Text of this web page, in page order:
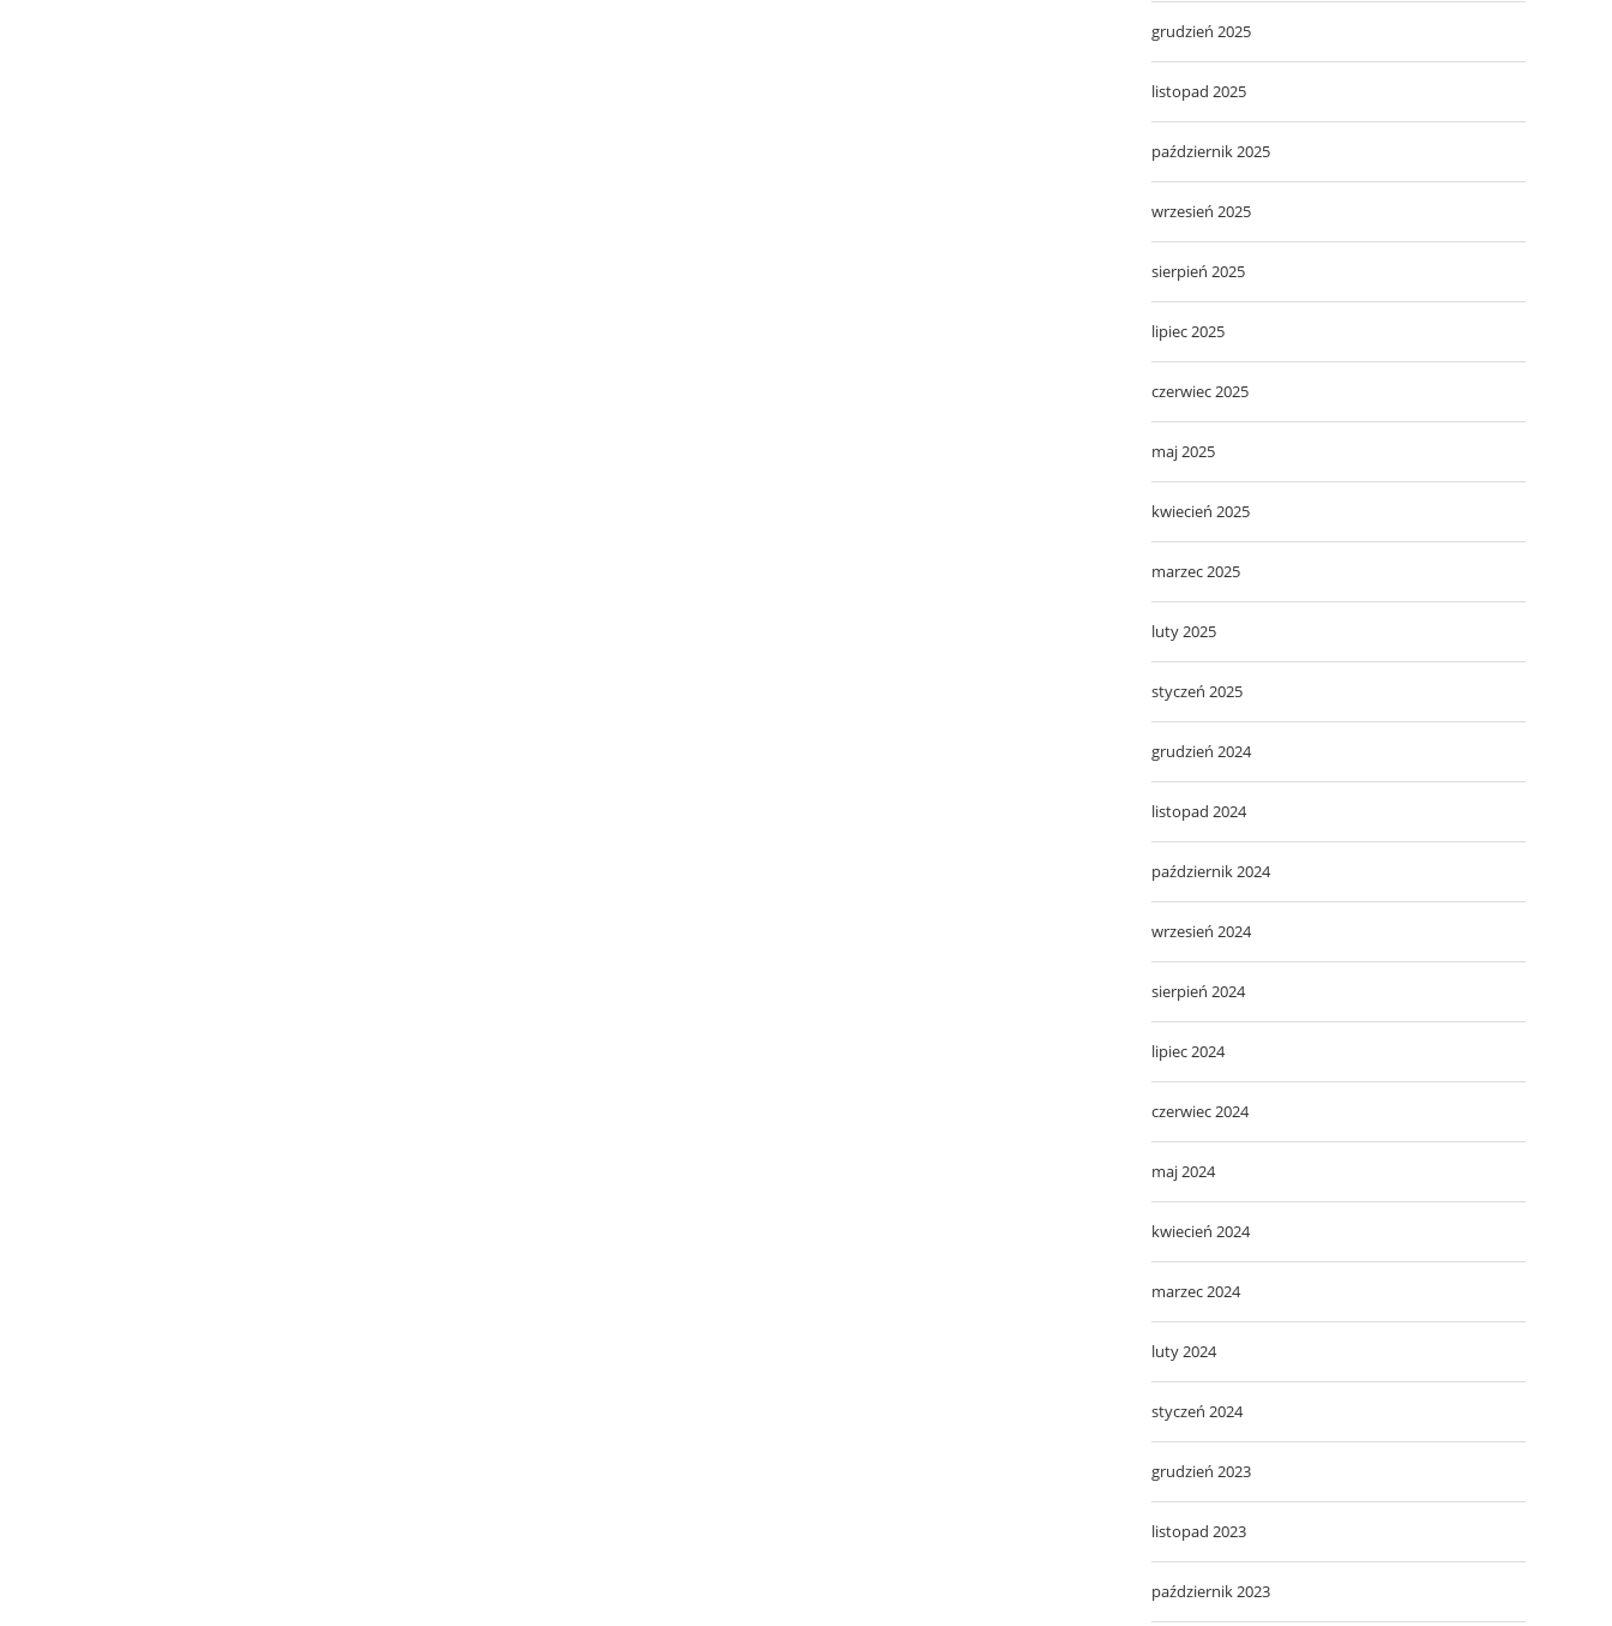
grudzień 2025
listopad 2025
październik 2025
wrzesień 2025
sierpień 2025
lipiec 2025
czerwiec 2025
maj 2025
kwiecień 2025
marzec 2025
luty 2025
styczeń 2025
grudzień 2024
listopad 2024
październik 2024
wrzesień 2024
sierpień 2024
lipiec 2024
czerwiec 2024
maj 2024
kwiecień 2024
marzec 2024
luty 2024
styczeń 2024
grudzień 2023
listopad 2023
październik 2023